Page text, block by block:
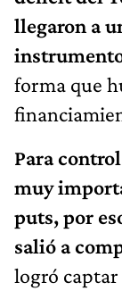
llegaron a
forma que
Para
muy
puts, por
salió a
logró captar